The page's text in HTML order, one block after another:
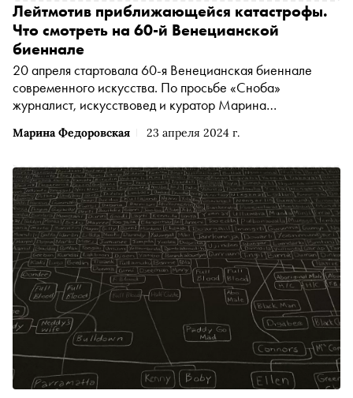
Марина Федоровская 23 апреля 2024 г.
Лейтмотив приближающейся катастрофы.
Что смотреть на 60-й Венецианской
биеннале
20 апреля стартовала 60-я Венецианская биеннале
современного искусства. По просьбе «Сноба»
журналист, искусствовед и куратор Марина
для тех, кто следит за арт-событием